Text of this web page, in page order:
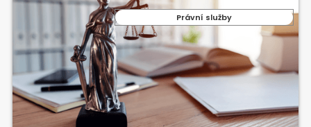
Právní služby